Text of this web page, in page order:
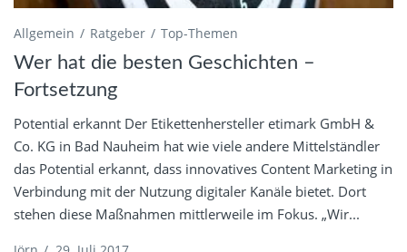
Allgemein Ratgeber Top-Themen
Wer hat die besten Geschichten –
Fortsetzung
Potential erkannt Der Etikettenhersteller etimark GmbH &
Co. KG in Bad Nauheim hat wie viele andere Mittelständler
das Potential erkannt, dass innovatives Content Marketing in
Verbindung mit der Nutzung digitaler Kanäle bietet. Dort
stehen diese Maßnahmen mittlerweile im Fokus. „Wir...